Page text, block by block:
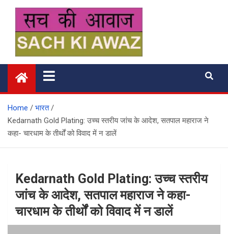
content
सच की आवाज
Home
भारत
Kedarnath Gold Plating: उच्च स्तरीय जांच के आदेश, सतपाल महाराज ने
कहा- चारधाम के तीर्थों को विवाद में न डालें
Kedarnath Gold Plating: उच्च स्तरीय
जांच के आदेश, सतपाल महाराज ने कहा-
चारधाम के तीर्थों को विवाद में न डालें